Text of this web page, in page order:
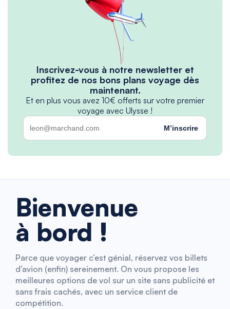
Inscrivez-vous à notre newsletter et
profitez de nos bons plans voyage dès
maintenant.
Et en plus vous avez 10€ offerts sur votre premier
voyage avec Ulysse !
M’inscrire
Bienvenue
à bord !
Parce que voyager c’est génial, réservez vos billets
d’avion (enfin) sereinement. On vous propose les
meilleures options de vol sur un site sans publicité et
sans frais cachés, avec un service client de
compétition.